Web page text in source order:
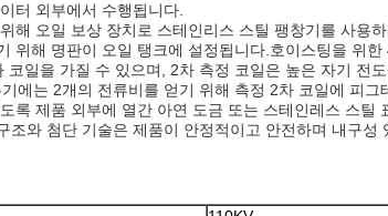
터 외부에서 수행됩니다.
해 오일 보상 장치로 스테인리스 스틸 팽창기를 사용
위해 명판이 오일 탱크에 설정됩니다.호이스팅을 위
코일을 가질 수 있으며, 2차 측정 코일은 높은 자기 전
에는 2개의 전류비를 얻기 위해 측정 2차 코일에 피그
록 제품 외부에 열간 아연 도금 또는 스테인레스 스틸
조와 첨단 기술은 제품이 안정적이고 안전하며 내구성